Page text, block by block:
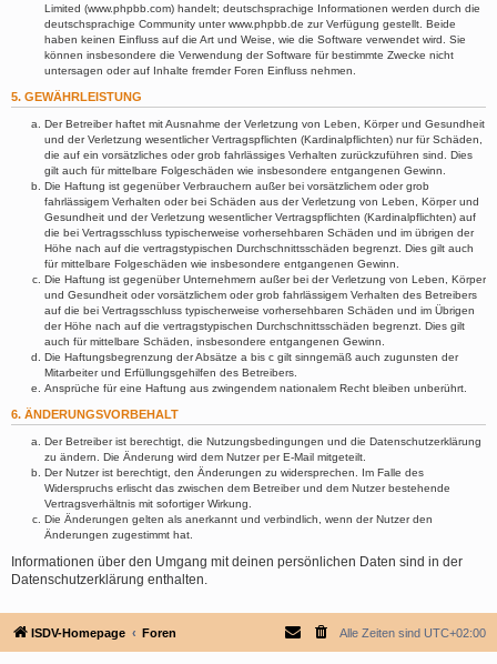
Limited (www.phpbb.com) handelt; deutschsprachige Informationen werden durch die
deutschsprachige Community unter www.phpbb.de zur Verfügung gestellt. Beide
haben keinen Einfluss auf die Art und Weise, wie die Software verwendet wird. Sie
können insbesondere die Verwendung der Software für bestimmte Zwecke nicht
untersagen oder auf Inhalte fremder Foren Einfluss nehmen.
5. GEWÄHRLEISTUNG
Der Betreiber haftet mit Ausnahme der Verletzung von Leben, Körper und Gesundheit
und der Verletzung wesentlicher Vertragspflichten (Kardinalpflichten) nur für Schäden,
die auf ein vorsätzliches oder grob fahrlässiges Verhalten zurückzuführen sind. Dies
gilt auch für mittelbare Folgeschäden wie insbesondere entgangenen Gewinn.
Die Haftung ist gegenüber Verbrauchern außer bei vorsätzlichem oder grob
fahrlässigem Verhalten oder bei Schäden aus der Verletzung von Leben, Körper und
Gesundheit und der Verletzung wesentlicher Vertragspflichten (Kardinalpflichten) auf
die bei Vertragsschluss typischerweise vorhersehbaren Schäden und im übrigen der
Höhe nach auf die vertragstypischen Durchschnittsschäden begrenzt. Dies gilt auch
für mittelbare Folgeschäden wie insbesondere entgangenen Gewinn.
Die Haftung ist gegenüber Unternehmern außer bei der Verletzung von Leben, Körper
und Gesundheit oder vorsätzlichem oder grob fahrlässigem Verhalten des Betreibers
auf die bei Vertragsschluss typischerweise vorhersehbaren Schäden und im Übrigen
der Höhe nach auf die vertragstypischen Durchschnittsschäden begrenzt. Dies gilt
auch für mittelbare Schäden, insbesondere entgangenen Gewinn.
Die Haftungsbegrenzung der Absätze a bis c gilt sinngemäß auch zugunsten der
Mitarbeiter und Erfüllungsgehilfen des Betreibers.
Ansprüche für eine Haftung aus zwingendem nationalem Recht bleiben unberührt.
6. ÄNDERUNGSVORBEHALT
Der Betreiber ist berechtigt, die Nutzungsbedingungen und die Datenschutzerklärung
zu ändern. Die Änderung wird dem Nutzer per E-Mail mitgeteilt.
Der Nutzer ist berechtigt, den Änderungen zu widersprechen. Im Falle des
Widerspruchs erlischt das zwischen dem Betreiber und dem Nutzer bestehende
Vertragsverhältnis mit sofortiger Wirkung.
Die Änderungen gelten als anerkannt und verbindlich, wenn der Nutzer den
Änderungen zugestimmt hat.
Informationen über den Umgang mit deinen persönlichen Daten sind in der
Datenschutzerklärung enthalten.
ISDV-Homepage Foren Alle Zeiten sind UTC+02:00